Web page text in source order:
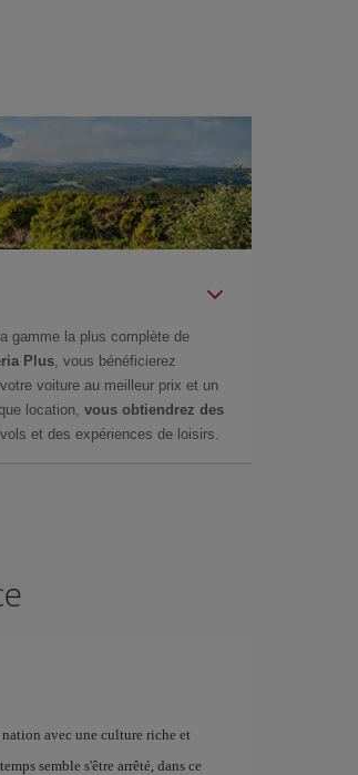
gamme la plus complète de
Plus , vous bénéficierez
voiture au meilleur prix et un
location, vous obtiendrez des
et des expériences de loisirs.
avec une culture riche et
semble s'être arrêté, dans ce